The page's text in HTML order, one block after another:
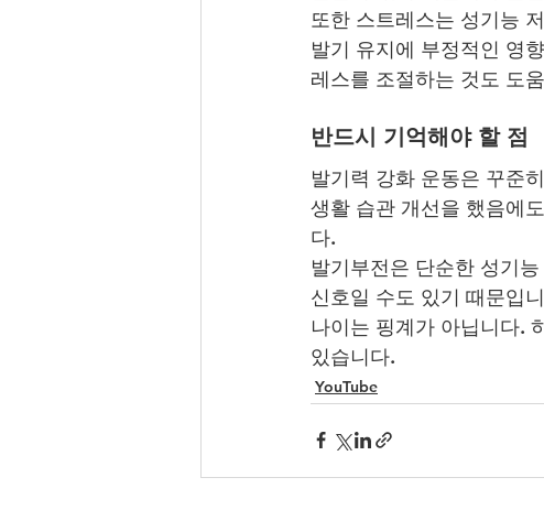
또한 스트레스는 성기능
발기 유지에 부정적인 영
레스를 조절하는 것도 도
반드시 기억해야 할 점
발기력 강화 운동은 꾸준
생활 습관 개선을 했음에
다.
발기부전은 단순한 성기
신호일 수도 있기 때문입
나이는 핑계가 아닙니다.
있습니다.
YouTube